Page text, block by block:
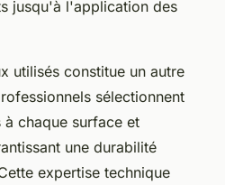
jusqu'à l'application des
utilisés constitue un autre
sélectionnent
chaque surface et
une durabilité
expertise technique